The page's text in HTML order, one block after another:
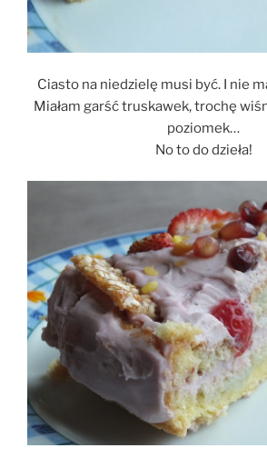
Ciasto na niedzielę musi być. I nie
Miałam garść truskawek, trochę
poziomek…
No to do dzieła!